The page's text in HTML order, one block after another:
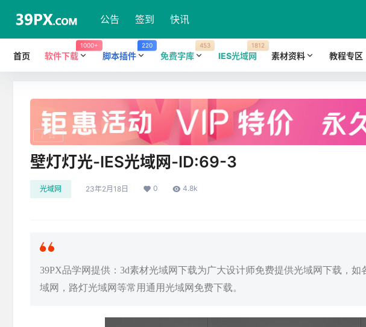
公告 签到 快讯
首页 软件下载
1000+
脚本插件
220
免费字库
453
IES光域网
1812
素材资料 教程专区
广告
壁灯灯光-IES光域网-ID:69-3
光域网 23年2月18日 0 4.8k
39PX品学网提供：3d素材光域网下载为广大设计师免费提供光域网下载，
域网，路灯光域网等常用通用光域网免费下载。